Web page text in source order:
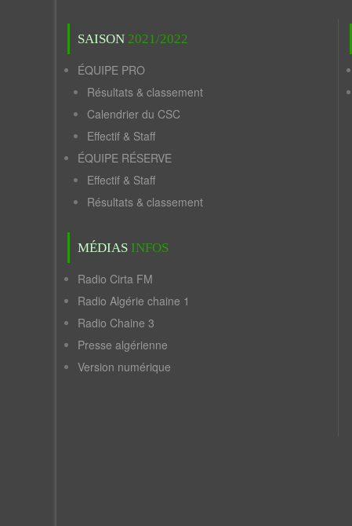
SAISON 2021/2022
ÉQUIPE PRO
Résultats & classement
Calendrier du CSC
Effectif & Staff
ÉQUIPE RÉSERVE
Effectif & Staff
Résultats & classement
MÉDIAS INFOS
Radio Cirta FM
Radio Algérie chaine 1
Radio Chaine 3
Presse algérienne
Version numérique